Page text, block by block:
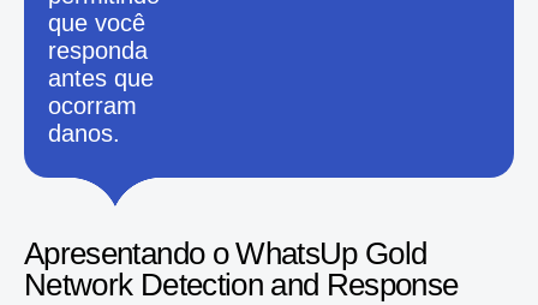
que você
responda
antes que
ocorram
danos.
Apresentando o WhatsUp Gold
Network Detection and Response